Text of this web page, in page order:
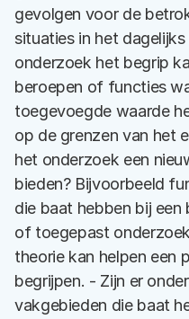
gevolgen voor de
situaties in het
onderzoek het begrip
beroepen of functies
toegevoegde waarde
op de grenzen van het
het onderzoek een
bieden? Bijvoorbeeld
die baat hebben bij
of toegepast
theorie kan helpen een
begrijpen. - Zijn er
vakgebieden die baat